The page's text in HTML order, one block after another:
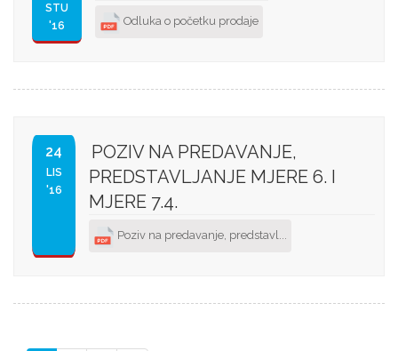
STU
'16
Odluka o početku prodaje
24
LIS
'16
POZIV NA PREDAVANJE,
PREDSTAVLJANJE MJERE 6. I
MJERE 7.4.
Poziv na predavanje, predstavl...